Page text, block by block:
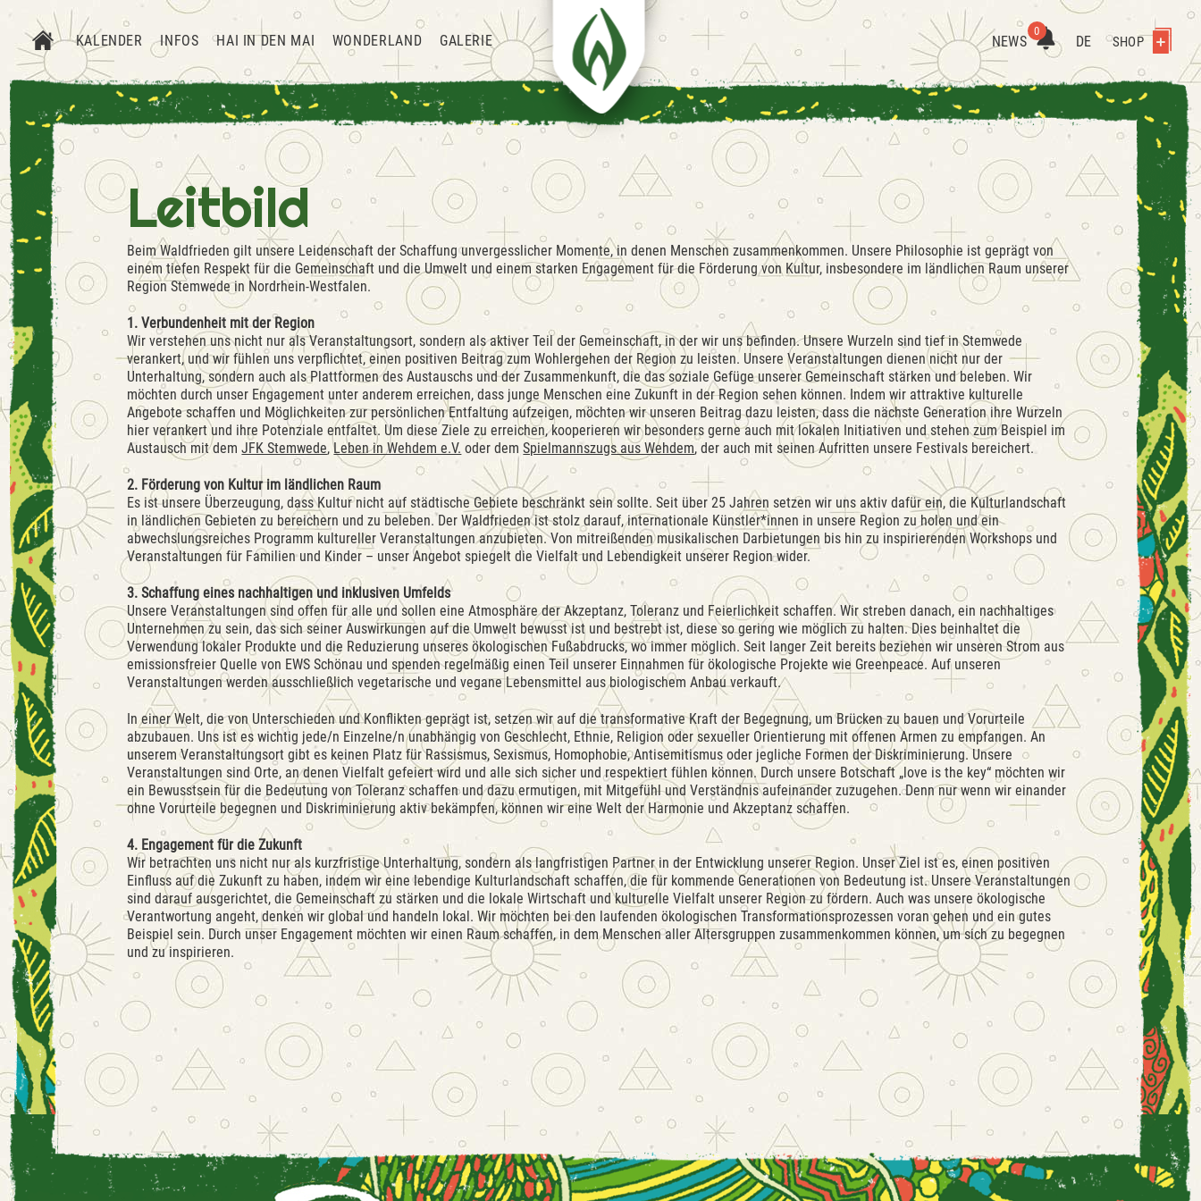
KALENDER INFOS HAI IN DEN MAI WONDERLAND GALERIE NEWS
0
DE SHOP
Leitbild
Beim Waldfrieden gilt unsere Leidenschaft der Schaffung unvergesslicher Momente, in denen Menschen zusammenkommen. Unsere Philosophie ist geprägt von
einem tiefen Respekt für die Gemeinschaft und die Umwelt und einem starken Engagement für die Förderung von Kultur, insbesondere im ländlichen Raum unserer
Region Stemwede in Nordrhein-Westfalen.
1. Verbundenheit mit der Region
Wir verstehen uns nicht nur als Veranstaltungsort, sondern als aktiver Teil der Gemeinschaft, in der wir uns befinden. Unsere Wurzeln sind tief in Stemwede
verankert, und wir fühlen uns verpflichtet, einen positiven Beitrag zum Wohlergehen der Region zu leisten. Unsere Veranstaltungen dienen nicht nur der
Unterhaltung, sondern auch als Plattformen des Austauschs und der Zusammenkunft, die das soziale Gefüge unserer Gemeinschaft stärken und beleben. Wir
möchten durch unser Engagement unter anderem erreichen, dass junge Menschen eine Zukunft in der Region sehen können. Indem wir attraktive kulturelle
Angebote schaffen und Möglichkeiten zur persönlichen Entfaltung aufzeigen, möchten wir unseren Beitrag dazu leisten, dass die nächste Generation ihre Wurzeln
hier verankert und ihre Potenziale entfaltet. Um diese Ziele zu erreichen, kooperieren wir besonders gerne auch mit lokalen Initiativen und stehen zum Beispiel im
Austausch mit demJFK Stemwede,Leben in Wehdem e.V. oder demSpielmannszugs aus Wehdem, der auch mit seinen Aufritten unsere Festivals bereichert.
2. Förderung von Kultur im ländlichen Raum
Es ist unsere Überzeugung, dass Kultur nicht auf städtische Gebiete beschränkt sein sollte. Seit über 25 Jahren setzen wir uns aktiv dafür ein, die Kulturlandschaft
in ländlichen Gebieten zu bereichern und zu beleben. Der Waldfrieden ist stolz darauf, internationale Künstler*innen in unsere Region zu holen und ein
abwechslungsreiches Programm kultureller Veranstaltungen anzubieten. Von mitreißenden musikalischen Darbietungen bis hin zu inspirierenden Workshops und
Veranstaltungen für Familien und Kinder – unser Angebot spiegelt die Vielfalt und Lebendigkeit unserer Region wider.
3. Schaffung eines nachhaltigen und inklusiven Umfelds
Unsere Veranstaltungen sind offen für alle und sollen eine Atmosphäre der Akzeptanz, Toleranz und Feierlichkeit schaffen. Wir streben danach, ein nachhaltiges
Unternehmen zu sein, das sich seiner Auswirkungen auf die Umwelt bewusst ist und bestrebt ist, diese so gering wie möglich zu halten. Dies beinhaltet die
Verwendung lokaler Produkte und die Reduzierung unseres ökologischen Fußabdrucks, wo immer möglich. Seit langer Zeit bereits beziehen wir unseren Strom aus
emissionsfreier Quelle von EWS Schönau und spenden regelmäßig einen Teil unserer Einnahmen für ökologische Projekte wie Greenpeace. Auf unseren
Veranstaltungen werden ausschließlich vegetarische und vegane Lebensmittel aus biologischem Anbau verkauft.
In einer Welt, die von Unterschieden und Konflikten geprägt ist, setzen wir auf die transformative Kraft der Begegnung, um Brücken zu bauen und Vorurteile
abzubauen. Uns ist es wichtig jede/n Einzelne/n unabhängig von Geschlecht, Ethnie, Religion oder sexueller Orientierung mit offenen Armen zu empfangen. An
unserem Veranstaltungsort gibt es keinen Platz für Rassismus, Sexismus, Homophobie, Antisemitismus oder jegliche Formen der Diskriminierung. Unsere
Veranstaltungen sind Orte, an denen Vielfalt gefeiert wird und alle sich sicher und respektiert fühlen können. Durch unsere Botschaft „love is the key“ möchten wir
ein Bewusstsein für die Bedeutung von Toleranz schaffen und dazu ermutigen, mit Mitgefühl und Verständnis aufeinander zuzugehen. Denn nur wenn wir einander
ohne Vorurteile begegnen und Diskriminierung aktiv bekämpfen, können wir eine Welt der Harmonie und Akzeptanz schaffen.
4. Engagement für die Zukunft
Wir betrachten uns nicht nur als kurzfristige Unterhaltung, sondern als langfristigen Partner in der Entwicklung unserer Region. Unser Ziel ist es, einen positiven
Einfluss auf die Zukunft zu haben, indem wir eine lebendige Kulturlandschaft schaffen, die für kommende Generationen von Bedeutung ist. Unsere Veranstaltungen
sind darauf ausgerichtet, die Gemeinschaft zu stärken und die lokale Wirtschaft und kulturelle Vielfalt unserer Region zu fördern. Auch was unsere ökologische
Verantwortung angeht, denken wir global und handeln lokal. Wir möchten bei den laufenden ökologischen Transformationsprozessen voran gehen und ein gutes
Beispiel sein. Durch unser Engagement möchten wir einen Raum schaffen, in dem Menschen aller Altersgruppen zusammenkommen können, um sich zu begegnen
und zu inspirieren.